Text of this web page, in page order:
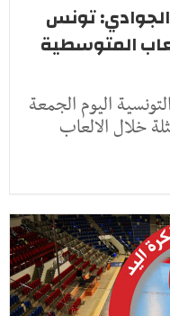
تونس
المتوسطية
اليوم الجمعة
خلال الالعاب